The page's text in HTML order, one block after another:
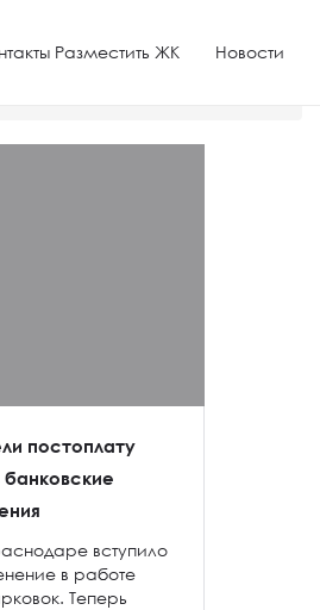
Разместить ЖК Новости
постоплату
банковские
вступило
в работе
Теперь